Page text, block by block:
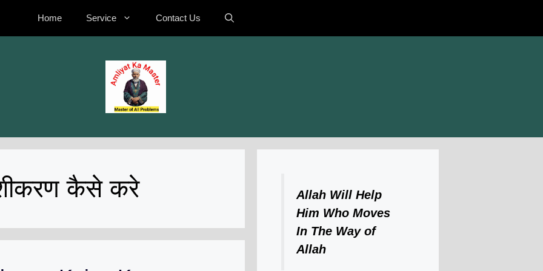
Home Service Contact Us
कैसे करे
Allah Will Help
Him Who Moves
In The Way of
Allah